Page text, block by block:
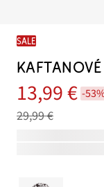
SALE
13,99 € -
29,99 €